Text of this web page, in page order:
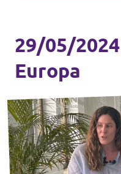
29/05/
Europa